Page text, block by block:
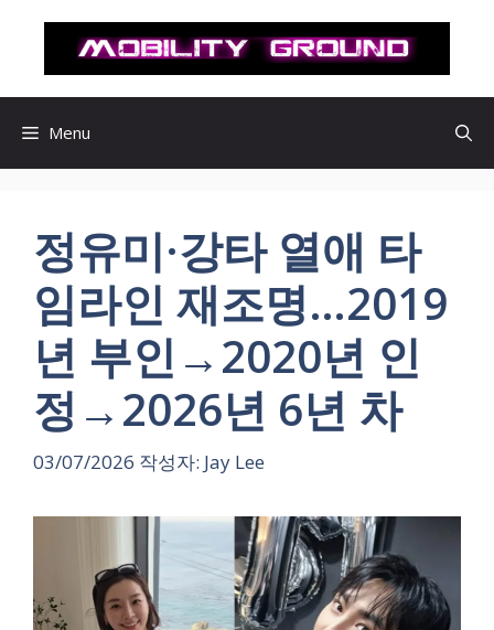
로
Menu
정유미·강타 열애 타
임라인 재조명…2019
년 부인→2020년 인
정→2026년 6년 차
03/07/2026 작성자: Jay Lee